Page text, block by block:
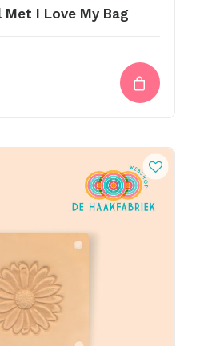
I Love My Bag